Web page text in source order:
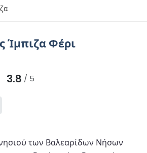
Ίμπιζα Φέρι
3.8 / 5
των Βαλεαρίδων Νήσων